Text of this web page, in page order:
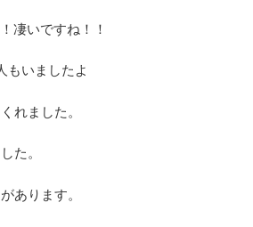
凄いですね！！
もいましたよ
れました。
た。
あります。